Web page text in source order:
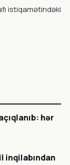
istiqamətindəki
hər
inqilabından